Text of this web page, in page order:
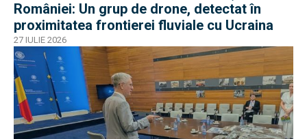
României: Un grup de drone, detectat în
proximitatea frontierei fluviale cu Ucraina
27 IULIE 2026